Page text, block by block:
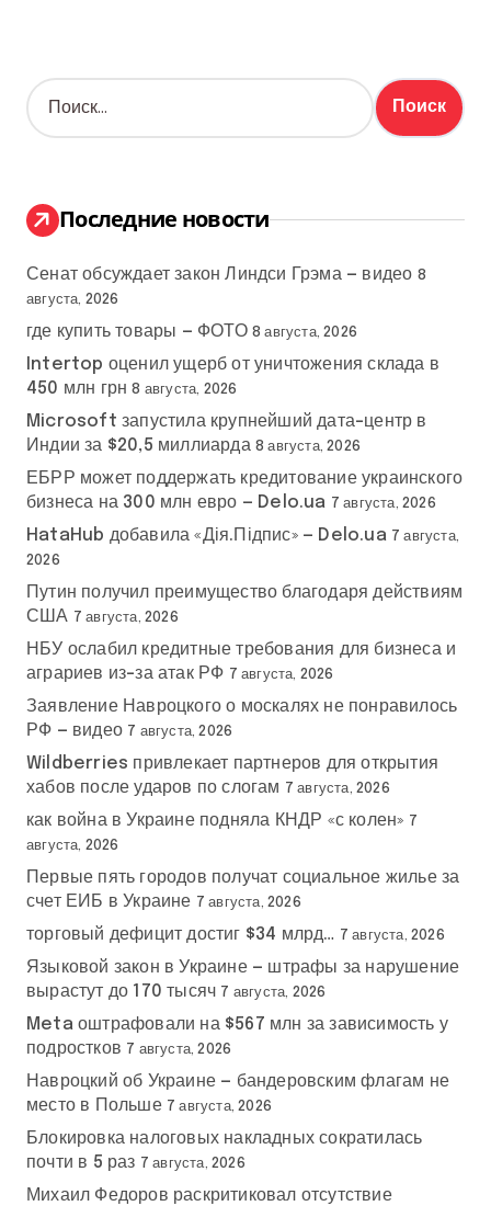
Н
а
:
Последние новости
Сенат обсуждает закон Линдси Грэма — видео 8
августа, 2026
где купить товары — ФОТО 8 августа, 2026
Intertop оценил ущерб от уничтожения склада в
450 млн грн 8 августа, 2026
Microsoft запустила крупнейший дата-центр в
Индии за $20,5 миллиарда 8 августа, 2026
ЕБРР может поддержать кредитование украинского
бизнеса на 300 млн евро — Delo.ua 7 августа, 2026
HataHub добавила «Дія.Підпис» — Delo.ua 7 августа,
2026
Путин получил преимущество благодаря действиям
США 7 августа, 2026
НБУ ослабил кредитные требования для бизнеса и
аграриев из-за атак РФ 7 августа, 2026
Заявление Навроцкого о москалях не понравилось
РФ — видео 7 августа, 2026
Wildberries привлекает партнеров для открытия
хабов после ударов по слогам 7 августа, 2026
как война в Украине подняла КНДР «с колен» 7
августа, 2026
Первые пять городов получат социальное жилье за
счет ЕИБ в Украине 7 августа, 2026
торговый дефицит достиг $34 млрд… 7 августа, 2026
Языковой закон в Украине — штрафы за нарушение
вырастут до 170 тысяч 7 августа, 2026
Meta оштрафовали на $567 млн за зависимость у
подростков 7 августа, 2026
Навроцкий об Украине — бандеровским флагам не
место в Польше 7 августа, 2026
Блокировка налоговых накладных сократилась
почти в 5 раз 7 августа, 2026
Михаил Федоров раскритиковал отсутствие